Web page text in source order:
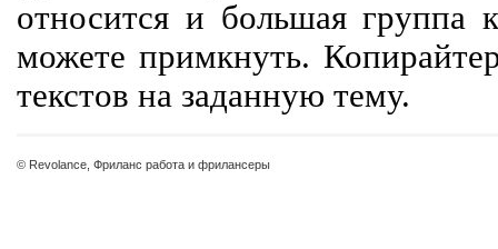
относится и большая группа
можете примкнуть.
текстов на заданную тему.
© Revolance, Фриланс работа и фрилансеры